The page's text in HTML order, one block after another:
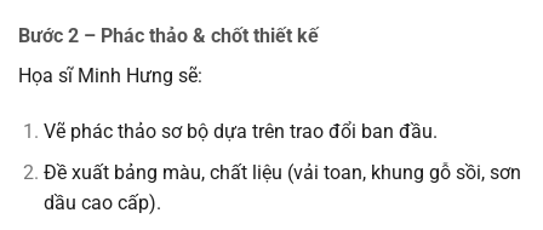
Bước 2 – Phác thảo & chốt thiết kế
Họa sĩ Minh Hưng sẽ:
Vẽ phác thảo sơ bộ dựa trên trao đổi ban đầu.
Đề xuất bảng màu, chất liệu (vải toan, khung gỗ sồi, sơn
dầu cao cấp).